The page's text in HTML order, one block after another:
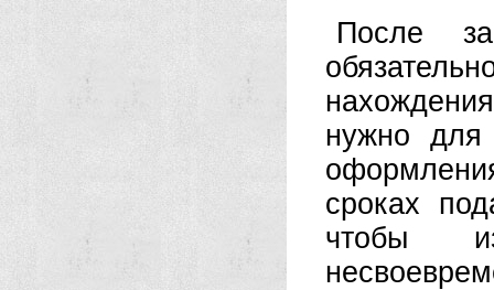
После
нужно для
сроках
чтобы